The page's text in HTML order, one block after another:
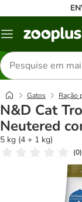
Menu
Pesquisar
produtos
Gatos Ração
N&D Cat
Neutered
5 kg (4 + 1 kg)
(0)